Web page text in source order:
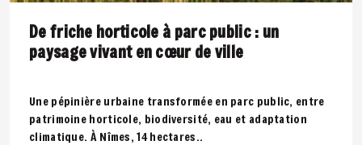
De friche horticole à parc public : un
paysage vivant en cœur de ville
Une pépinière urbaine transformée en parc public, entre
patrimoine horticole, biodiversité, eau et adaptation
climatique. À Nîmes, 14 hectares..